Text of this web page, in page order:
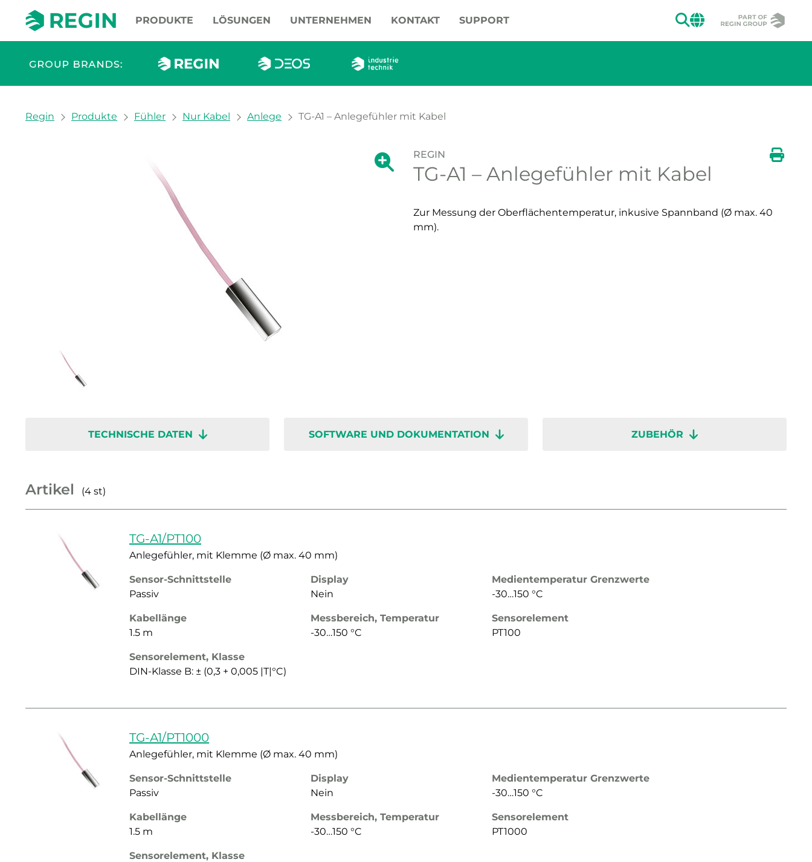
PRODUKTE LÖSUNGEN UNTERNEHMEN KONTAKT SUPPORT SUCHEN
CHANGE
You are here:
Regin Produkte Fühler Nur Kabel Anlege TG-A1 – Anlegefühler mit Kabel
Zeige große Version des Bildes.
Zeige große Version des Bildes.
REGIN
TG-A1 – Anlegefühler mit Kabel
Zur Messung der Oberflächentemperatur, inkusive Spannband (Ø max. 40
mm).
TECHNISCHE DATEN SOFTWARE UND DOKUMENTATION ZUBEHÖR
Artikel (4 st)
TG-A1/PT100
Anlegefühler, mit Klemme (Ø max. 40 mm)
Sensor-Schnittstelle
Passiv
Display
Nein
Medientemperatur Grenzwerte
-30…150 °C
Kabellänge
1.5 m
Messbereich, Temperatur
-30…150 °C
Sensorelement
PT100
Sensorelement, Klasse
DIN-Klasse B: ± (0,3 + 0,005 |T|°C)
TG-A1/PT1000
Anlegefühler, mit Klemme (Ø max. 40 mm)
Sensor-Schnittstelle
Passiv
Display
Nein
Medientemperatur Grenzwerte
-30…150 °C
Kabellänge
1.5 m
Messbereich, Temperatur
-30…150 °C
Sensorelement
PT1000
Sensorelement, Klasse